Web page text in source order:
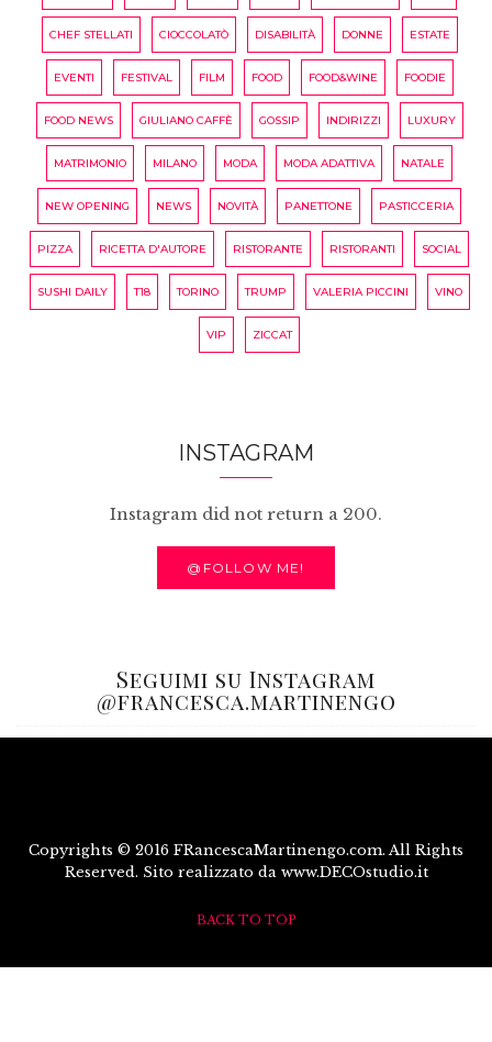
CHEF STELLATI CIOCCOLATÒ DISABILITÀ DONNE ESTATE
EVENTI FESTIVAL FILM FOOD FOOD&WINE FOODIE
FOOD NEWS GIULIANO CAFFÈ GOSSIP INDIRIZZI LUXURY
MATRIMONIO MILANO MODA MODA ADATTIVA NATALE
NEW OPENING NEWS NOVITÀ PANETTONE PASTICCERIA
PIZZA RICETTA D'AUTORE RISTORANTE RISTORANTI SOCIAL
SUSHI DAILY T18 TORINO TRUMP VALERIA PICCINI VINO
VIP ZICCAT
INSTAGRAM
Instagram did not return a 200.
@FOLLOW ME!
Seguimi su Instagram
@francesca.martinengo
Copyrights © 2016 FRancescaMartinengo.com. All Rights
Reserved. Sito realizzato da www.DECOstudio.it
BACK TO TOP